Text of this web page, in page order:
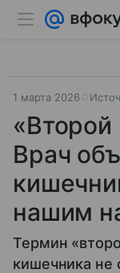
1 марта 2026
«Второй
Врач
нашим
Термин
кишечника не